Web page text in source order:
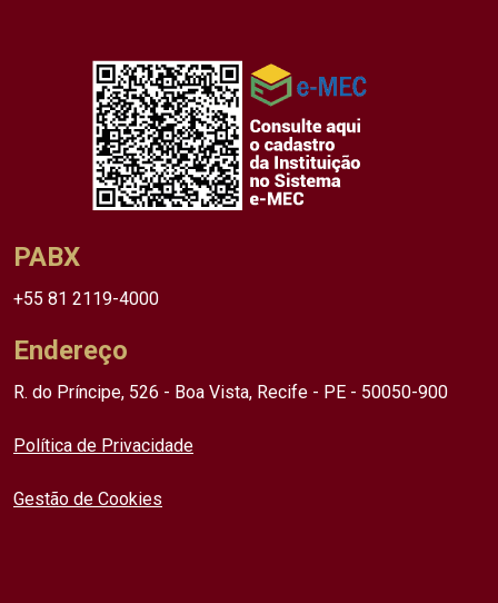
PABX
+55 81 2119-4000
Endereço
R. do Príncipe, 526 - Boa Vista, Recife - PE - 50050-900
Política de Privacidade
Gestão de Cookies